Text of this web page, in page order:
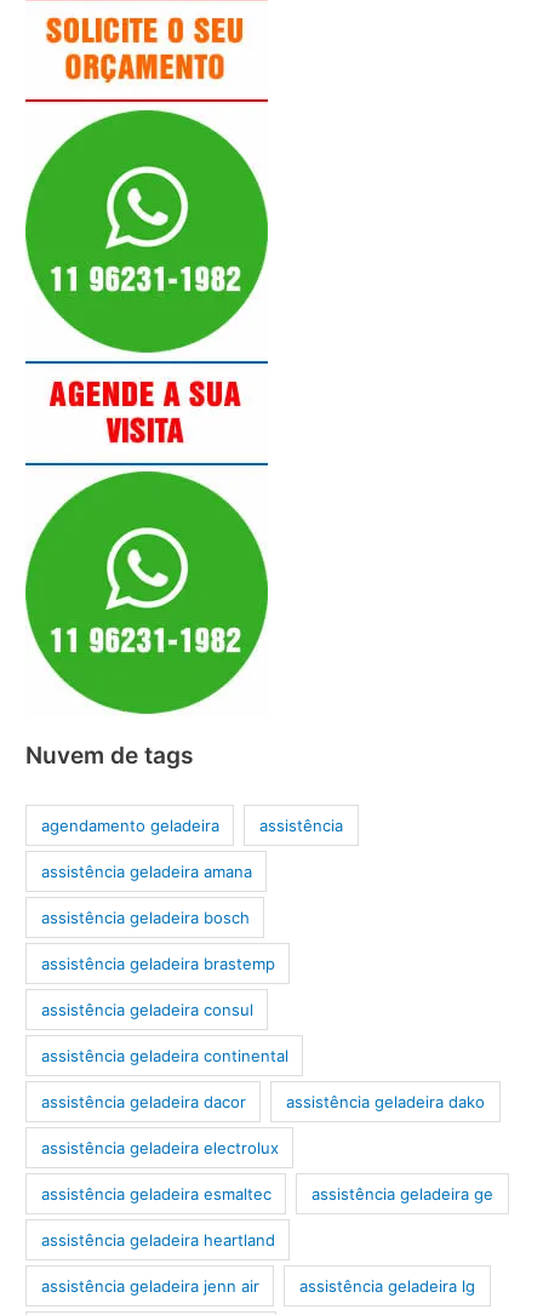
Nuvem de tags
agendamento geladeira assistência
assistência geladeira amana
assistência geladeira bosch
assistência geladeira brastemp
assistência geladeira consul
assistência geladeira continental
assistência geladeira dacor assistência geladeira dako
assistência geladeira electrolux
assistência geladeira esmaltec assistência geladeira ge
assistência geladeira heartland
assistência geladeira jenn air assistência geladeira lg